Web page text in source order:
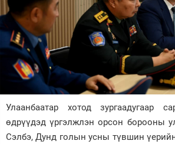
Үзэл бодол
Спорт
Нийгэм
Дэлхий
Энтертайнмэнт
Зурхай
Улаанбаатар хотод зургаадугаар
өдрүүдэд үргэлжлэн орсон борооны
Сэлбэ, Дунд голын усны түвшин